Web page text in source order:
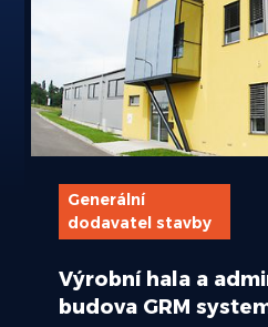
Generální
dodavatel stavby
Výrobní hala a
budova GRM